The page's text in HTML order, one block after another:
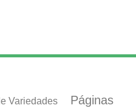
Variedades Páginas